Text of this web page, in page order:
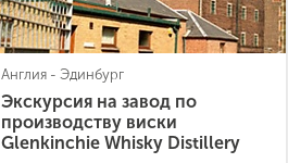
Англия - Эдинбург
Экскурсия на завод по
производству виски
Glenkinchie Whisky Distillery